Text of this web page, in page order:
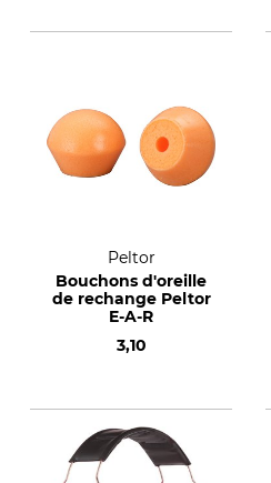
Peltor
Bouchons d'oreille
de rechange Peltor
E-A-R
3,10